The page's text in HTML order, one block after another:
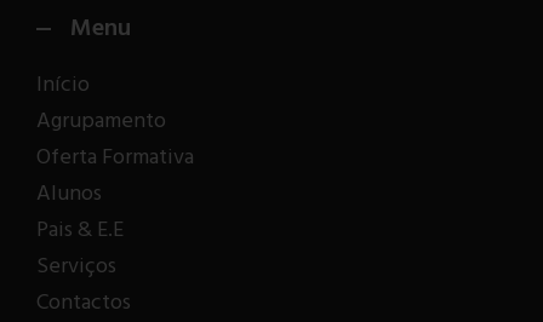
Menu
Início
Agrupamento
Oferta Formativa
Alunos
Pais & E.E
Serviços
Contactos